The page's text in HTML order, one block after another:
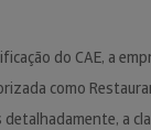
do CAE, a
como
detalhadamente, a